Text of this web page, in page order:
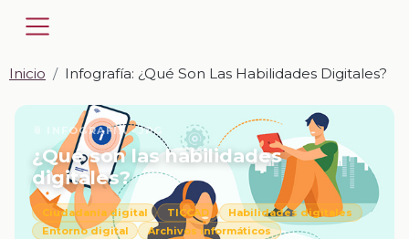
Inicio Infografía: ¿Qué Son Las Habilidades Digitales?
📎 INFOGRAFÍA · JPG
¿Qué son las habilidades
digitales?
Ciudadanía digital TICCAD
Habilidades digitales
Entorno digital
Archivos informáticos